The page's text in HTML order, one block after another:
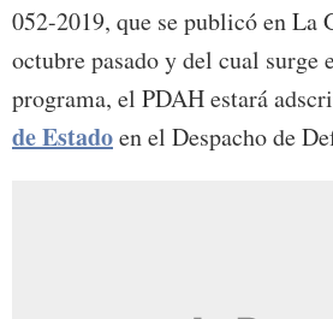
052-2019, que se publicó en La
octubre pasado y del cual surge
programa, el PDAH estará
de Estadoen el Despacho de